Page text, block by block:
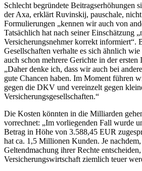
Schlecht begründete Beitragserhöhungen
der Axa, erklärt Ruvinskij, pauschale,
Formulierungen „kennen wir auch von
Tatsächlich hat nach seiner Einschätzung
Versicherungsnehmer korrekt informiert“.
Gesellschaften verhalte es sich ähnlich
auch schon mehrere Gerichte in der ersten
„Daher denke ich, dass wir auch bei
gute Chancen haben. Im Moment führen
gegen die DKV und vereinzelt gegen
Versicherungsgesellschaften.“
Die Kosten könnten in die Milliarden
vorrechnet: „Im vorliegenden Fall wurde
Betrag in Höhe von 3.588,45 EUR
hat ca. 1,5 Millionen Kunden. Je
Geltendmachung ihrer Rechte
Versicherungswirtschaft ziemlich teuer